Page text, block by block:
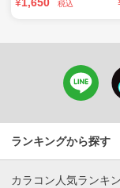
税込
ランキングから探す
カラコン人気ランキ